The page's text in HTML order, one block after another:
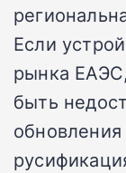
Если
рынка
быть